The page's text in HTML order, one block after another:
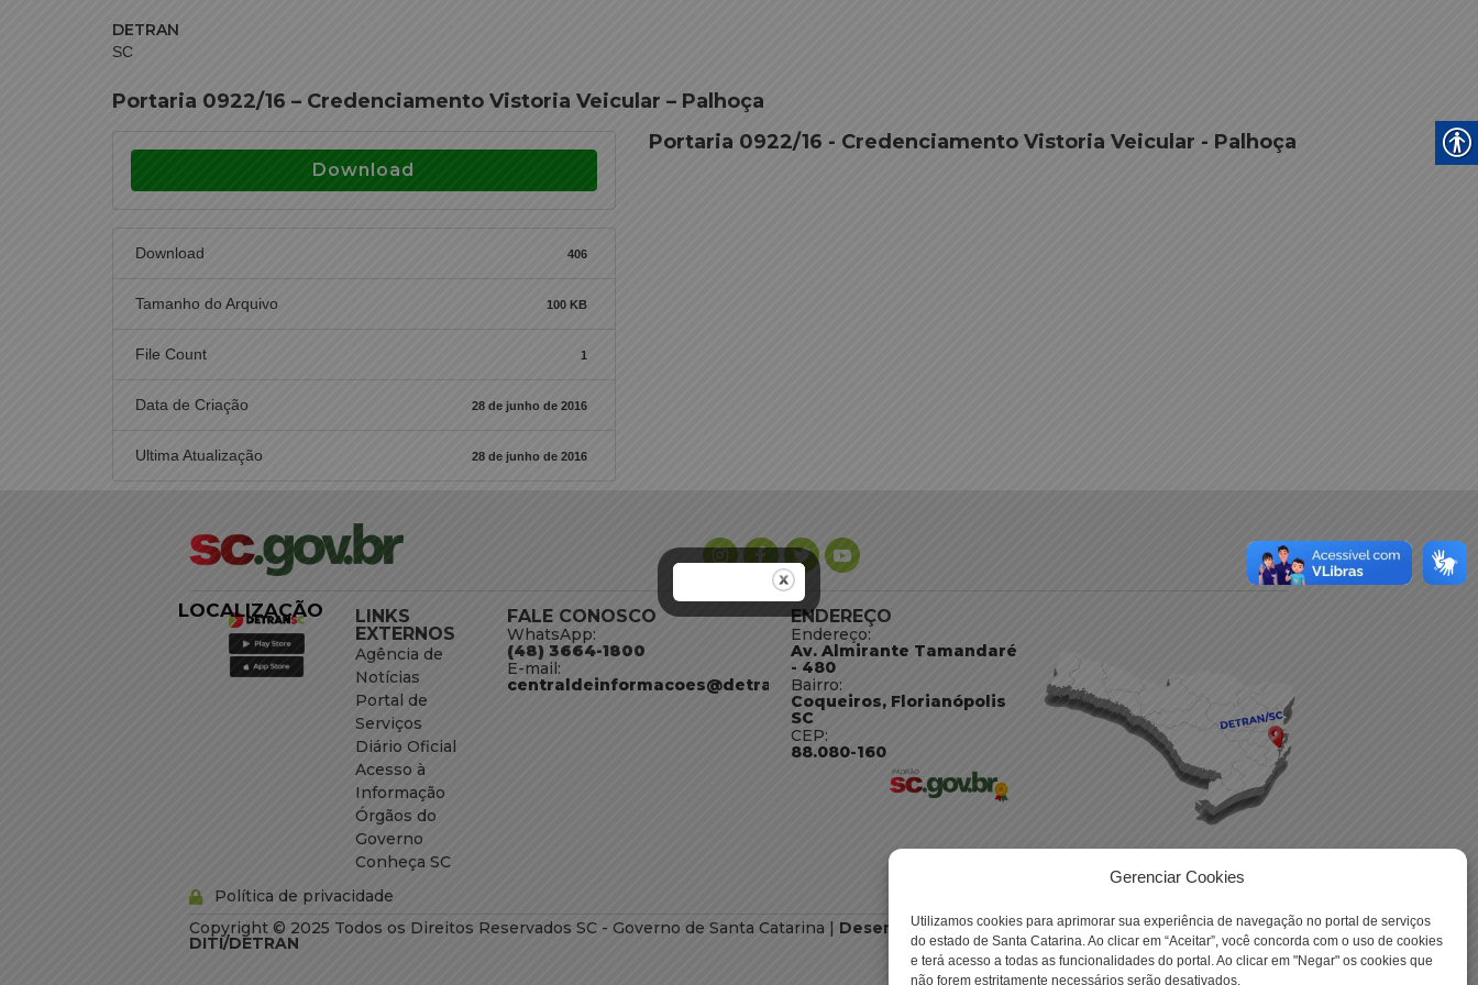
Gerenciar Cookies
Utilizamos cookies para aprimorar sua experiência de navegação no portal de serviços
do estado de Santa Catarina. Ao clicar em “Aceitar”, você concorda com o uso de cookies
e terá acesso a todas as funcionalidades do portal. Ao clicar em "Negar" os cookies que
não forem estritamente necessários serão desativados.
DETRAN
SC
Portaria 0922/16 – Credenciamento Vistoria Veicular – Palhoça
Download
Download 406
Tamanho do Arquivo 100 KB
File Count 1
Data de Criação 28 de junho de 2016
Ultima Atualização 28 de junho de 2016
Portaria 0922/16 - Credenciamento Vistoria Veicular - Palhoça
LINKS
EXTERNOS
Agência de
Notícias
Portal de
Serviços
Diário Oficial
Acesso à
Informação
Órgãos do
Governo
Conheça SC
FALE CONOSCO
WhatsApp:
(48) 3664-1800
E-mail:
centraldeinformacoes@detran.sc.gov.br
ENDEREÇO
Endereço:
Av. Almirante Tamandaré
- 480
Bairro:
Coqueiros, Florianópolis
SC
CEP:
88.080-160
Política de privacidade
LOCALIZAÇÃO
Copyright © 2025 Todos os Direitos Reservados SC - Governo de Santa Catarina | Desenvolvimento -
DITI/DETRAN